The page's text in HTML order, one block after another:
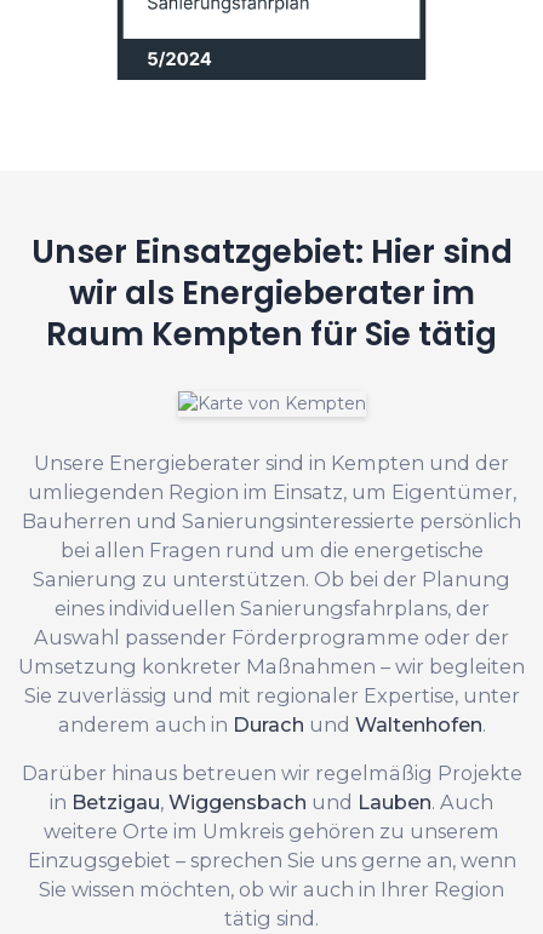
Unser Einsatzgebiet: Hier sind
wir als Energieberater im
Raum Kempten für Sie tätig
Unsere Energieberater sind in Kempten und der
umliegenden Region im Einsatz, um Eigentümer,
Bauherren und Sanierungsinteressierte persönlich
bei allen Fragen rund um die energetische
Sanierung zu unterstützen. Ob bei der Planung
eines individuellen Sanierungsfahrplans, der
Auswahl passender Förderprogramme oder der
Umsetzung konkreter Maßnahmen – wir begleiten
Sie zuverlässig und mit regionaler Expertise, unter
anderem auch in Durach und Waltenhofen.
Darüber hinaus betreuen wir regelmäßig Projekte
in Betzigau, Wiggensbach und Lauben. Auch
weitere Orte im Umkreis gehören zu unserem
Einzugsgebiet – sprechen Sie uns gerne an, wenn
Sie wissen möchten, ob wir auch in Ihrer Region
tätig sind.